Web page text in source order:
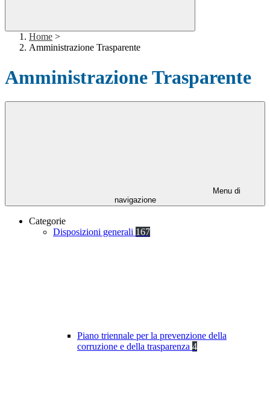
Home >
Amministrazione Trasparente
Amministrazione Trasparente
Menu di
navigazione
Categorie
Disposizioni generali 167
Piano triennale per la prevenzione della
corruzione e della trasparenza 4